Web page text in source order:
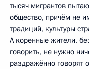
тысяч мигрантов
общество, причём не
традиций, культуры
А коренные жители,
говорить, не нужно
раздражённо говорят